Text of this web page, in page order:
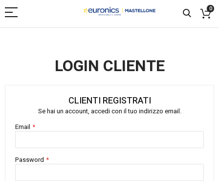
0
LOGIN CLIENTE
CLIENTI REGISTRATI
Se hai un account, accedi con il tuo indirizzo email.
Email
Password